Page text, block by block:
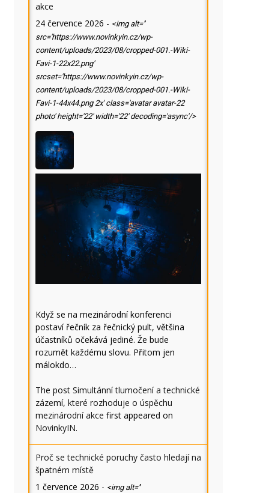
akce
24 července 2026 - <img alt=''
src='https://www.novinkyin.cz/wp-
content/uploads/2023/08/cropped-001.-Wiki-
Favi-1-22x22.png'
srcset='https://www.novinkyin.cz/wp-
content/uploads/2023/08/cropped-001.-Wiki-
Favi-1-44x44.png 2x' class='avatar avatar-22
photo' height='22' width='22' decoding='async'/>
Když se na mezinárodní konferenci
postaví řečník za řečnický pult, většina
účastníků očekává jediné. Že bude
rozumět každému slovu. Přitom jen
málokdo…
The post Simultánní tlumočení a technické
zázemí, které rozhoduje o úspěchu
mezinárodní akce first appeared on
NovinkyIN.
Proč se technické poruchy často hledají na
špatném místě
1 července 2026 - <img alt=''